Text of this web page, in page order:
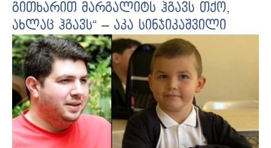
გითხარით მარგალიტს ჰგავს თქო,
ახლაც ჰგავს“ – აკა სინჯიკაშვილი